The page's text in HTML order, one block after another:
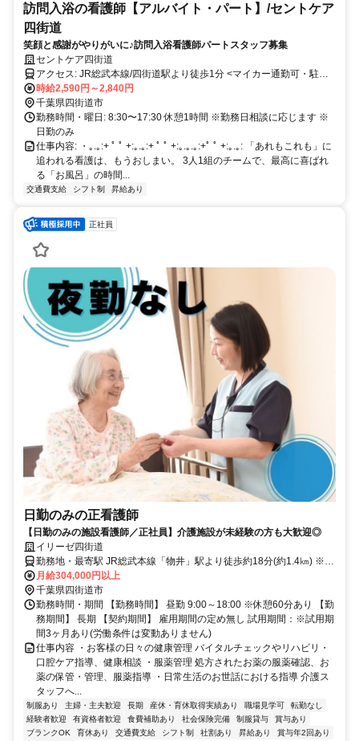
訪問入浴の看護師【アルバイト・パート】/セントケア
四街道
笑顔と感謝がやりがいに♪訪問入浴看護師パートスタッフ募集
セントケア四街道
アクセス: JR総武本線/四街道駅より徒歩1分 <マイカー通勤可・駐車
場完備>
時給2,590円～2,840円
千葉県四街道市
勤務時間・曜日: 8:30〜17:30 休憩1時間 ※勤務日相談に応じます ※
日勤のみ
仕事内容: ・｡.｡:+ ﾟ ﾟ +:｡.｡:+ ﾟ ﾟ +:｡.｡.｡:+ﾟ ﾟ +:｡.｡: 「あれもこれも」に
追われる看護は、もうおしまい。 3人1組のチームで、最高に喜ばれ
る「お風呂」の時間...
交通費支給 シフト制 昇給あり
正社員
日勤のみの正看護師
【日勤のみの施設看護師／正社員】介護施設が未経験の方も大歓迎◎
イリーゼ四街道
勤務地・最寄駅 JR総武本線「物井」駅より徒歩約18分(約1.4㎞) ※車
通勤OK
月給304,000円以上
千葉県四街道市
勤務時間・期間 【勤務時間】 昼勤 9:00～18:00 ※休憩60分あり 【勤
務期間】 長期 【契約期間】 雇用期間の定め無し 試用期間：※試用期
間3ヶ月あり(労働条件は変動ありません)
仕事内容 ・お客様の日々の健康管理 バイタルチェックやリハビリ・
口腔ケア指導、健康相談 ・服薬管理 処方されたお薬の服薬確認、お
薬の保管・管理、服薬指導 ・日常生活のお世話における指導 介護ス
タッフへ...
制服あり 主婦・主夫歓迎 長期 産休・育休取得実績あり 職場見学可
転勤なし
経験者歓迎
有資格者歓迎 食費補助あり 社会保険完備 制服貸与
賞与あり
ブランクOK
育休あり 交通費支給 シフト制 社割あり 昇給あり
賞与年2回あり